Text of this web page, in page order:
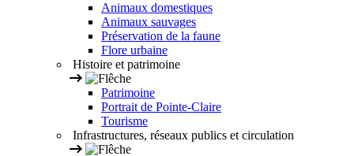
Animaux domestiques
Animaux sauvages
Préservation de la faune
Flore urbaine
Histoire et patrimoine
Patrimoine
Portrait de Pointe-Claire
Tourisme
Infrastructures, réseaux publics et circulation